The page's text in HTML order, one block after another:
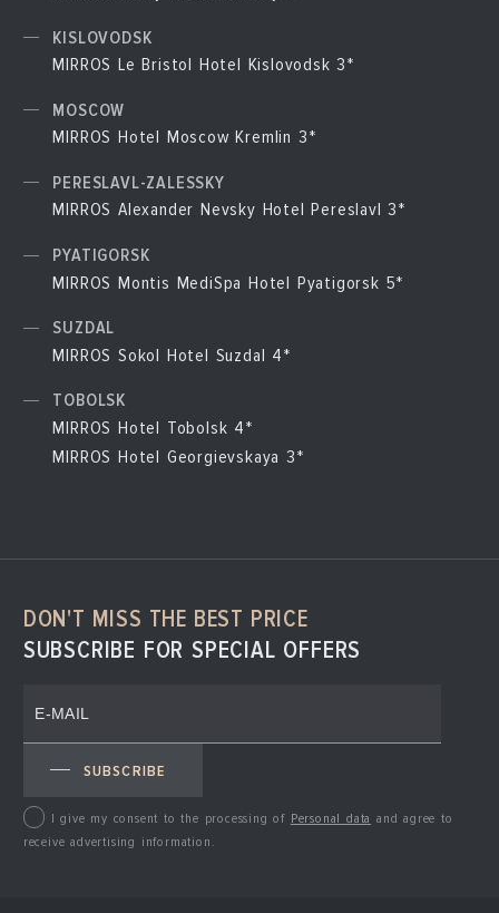
DON'T MISS THE BEST PRICE
SUBSCRIBE FOR SPECIAL OFFERS
SUBSCRIBE
I give my consent to the processing of Personal data and agree to
receive advertising information.
KISLOVODSK
MIRROS Le Bristol Hotel Kislovodsk 3*
MOSCOW
MIRROS Hotel Moscow Kremlin 3*
PERESLAVL-ZALESSKY
MIRROS Alexander Nevsky Hotel Pereslavl 3*
PYATIGORSK
MIRROS Montis MediSpa Hotel Pyatigorsk 5*
SUZDAL
MIRROS Sokol Hotel Suzdal 4*
TOBOLSK
MIRROS Hotel Tobolsk 4*
MIRROS Hotel Georgievskaya 3*